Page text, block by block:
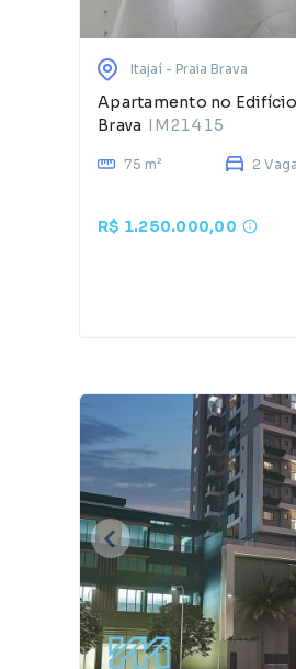
Itajaí - Praia Brava
Apartamento no Edifício
Brava IM21415
75 m² 2
R$ 1.250.000,00